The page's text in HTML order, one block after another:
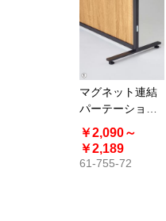
マグネット連結
パーテーション
専用安定脚 アジ
ャスター付き
￥2,090～
￥2,189
61-755-72